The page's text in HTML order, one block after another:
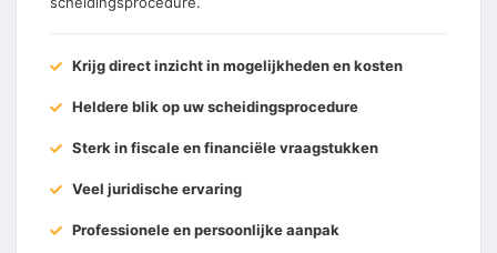
Krijg direct inzicht in mogelijkheden en kosten
Heldere blik op uw scheidingsprocedure
Sterk in fiscale en financiële vraagstukken
Veel juridische ervaring
Professionele en persoonlijke aanpak